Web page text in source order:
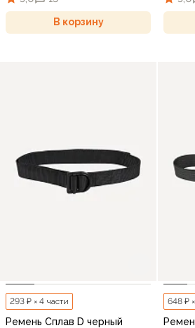
В корзину
293 ₽ × 4 части
Ремень Сплав D черный
648 ₽